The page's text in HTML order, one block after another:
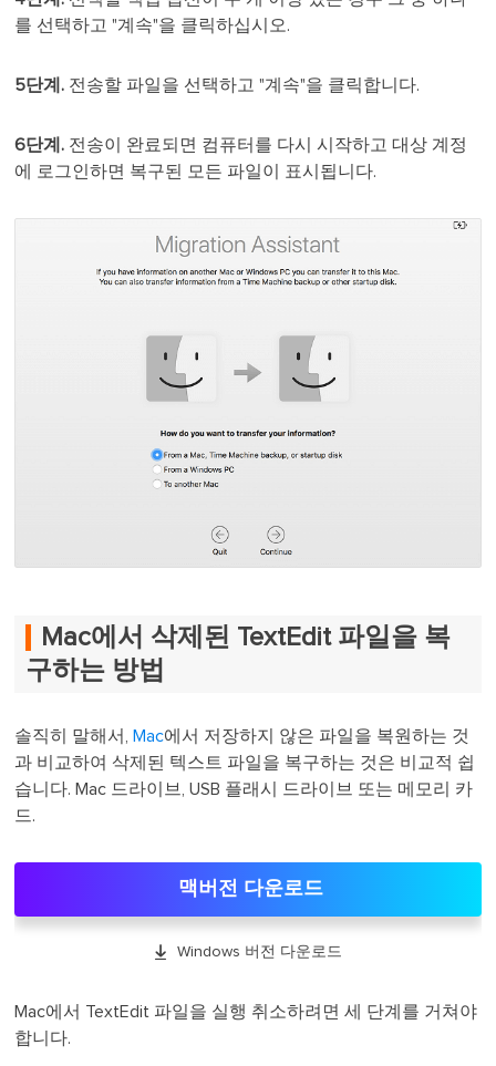
를 선택하고 "계속"을 클릭하십시오.
5단계. 전송할 파일을 선택하고 "계속"을 클릭합니다.
6단계. 전송이 완료되면 컴퓨터를 다시 시작하고 대상 계정
에 로그인하면 복구된 모든 파일이 표시됩니다.
Mac에서 삭제된 TextEdit 파일을 복
구하는 방법
솔직히 말해서, Mac에서 저장하지 않은 파일을 복원하는 것
과 비교하여 삭제된 텍스트 파일을 복구하는 것은 비교적 쉽
습니다. Mac 드라이브, USB 플래시 드라이브 또는 메모리 카
드.
맥버전 다운로드
 Windows 버전 다운로드
Mac에서 TextEdit 파일을 실행 취소하려면 세 단계를 거쳐야
합니다.